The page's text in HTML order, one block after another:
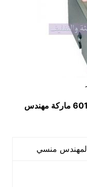
موديل 601 ماركة مهندس